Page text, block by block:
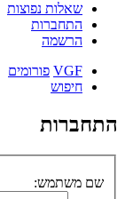
שאלות נפוצות
התחברות
הרשמה
VGF פורומים
חיפוש
התחברות
שם משתמש: